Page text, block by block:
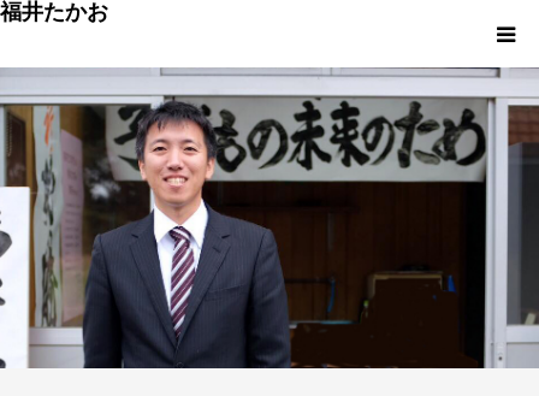
福井たかお
福津への想いと実績
重点政策と市役所活性化策
プロフィール
市政方針ーまちの未来を再設計ー